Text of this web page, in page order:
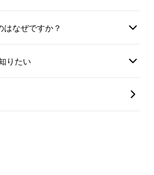
方がその靴を履いたままで
んか。
はなぜですか？
りたい